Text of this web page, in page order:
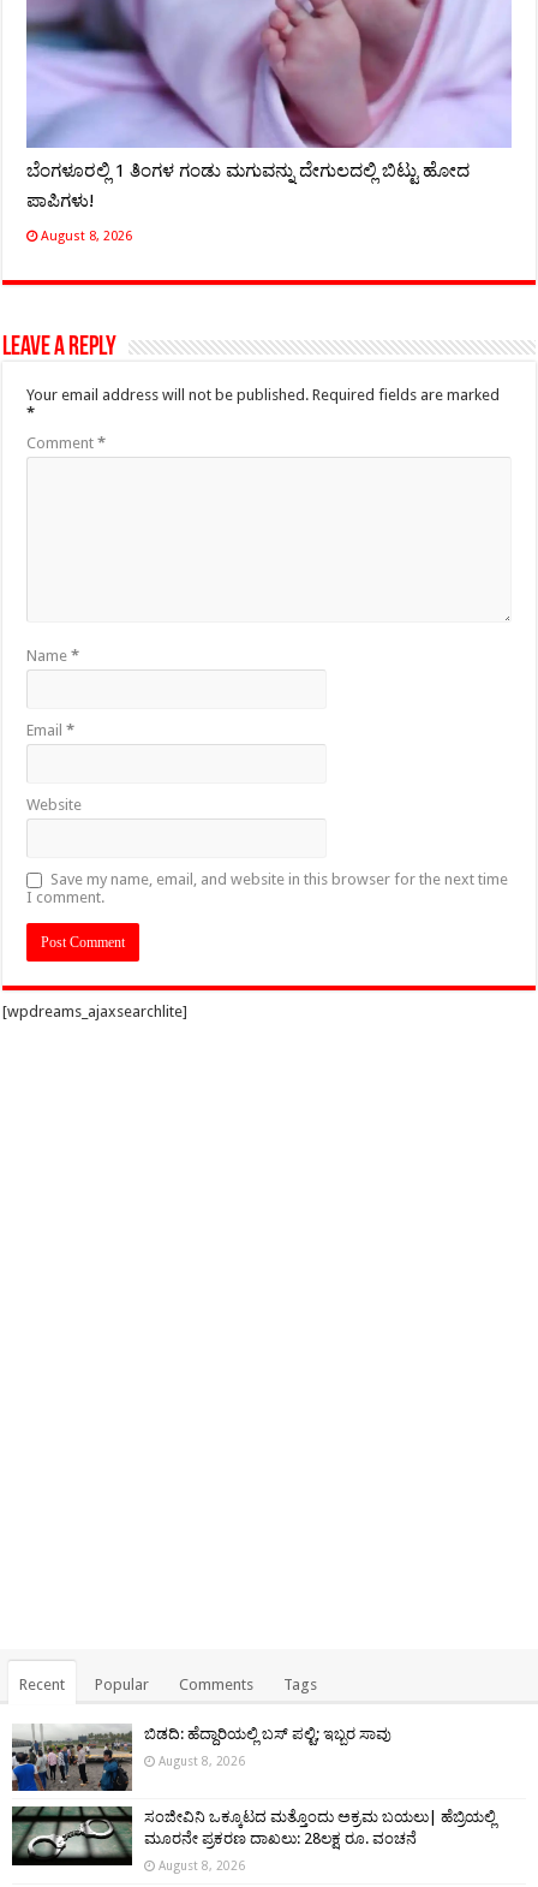
ಬೆಂಗಳೂರಲ್ಲಿ 1 ತಿಂಗಳ ಗಂಡು ಮಗುವನ್ನು ದೇಗುಲದಲ್ಲಿ ಬಿಟ್ಟು ಹೋದ
ಪಾಪಿಗಳು!
August 8, 2026
Leave a Reply
Your email address will not be published. Required fields are marked
*
Comment*
Name*
Email*
Website
Save my name, email, and website in this browser for the next time
I comment.
[wpdreams_ajaxsearchlite]
Recent Popular Comments Tags
ಬಿಡದಿ: ಹೆದ್ದಾರಿಯಲ್ಲಿ ಬಸ್ ಪಲ್ಟಿ; ಇಬ್ಬರ ಸಾವು
August 8, 2026
ಸಂಜೀವಿನಿ ಒಕ್ಕೂಟದ ಮತ್ತೊಂದು ಅಕ್ರಮ ಬಯಲು| ಹೆಬ್ರಿಯಲ್ಲಿ
ಮೂರನೇ ಪ್ರಕರಣ ದಾಖಲು: 28ಲಕ್ಷ ರೂ. ವಂಚನೆ
August 8, 2026